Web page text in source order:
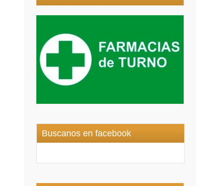
Buscanos en facebook